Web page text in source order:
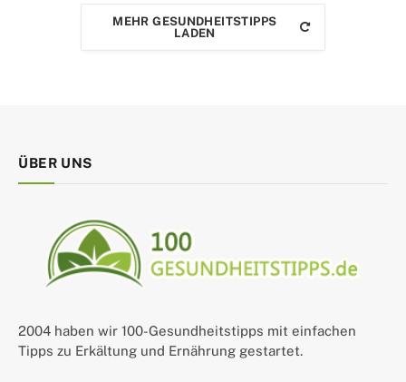
MEHR GESUNDHEITSTIPPS
LADEN
ÜBER UNS
2004 haben wir 100-Gesundheitstipps mit einfachen
Tipps zu Erkältung und Ernährung gestartet.